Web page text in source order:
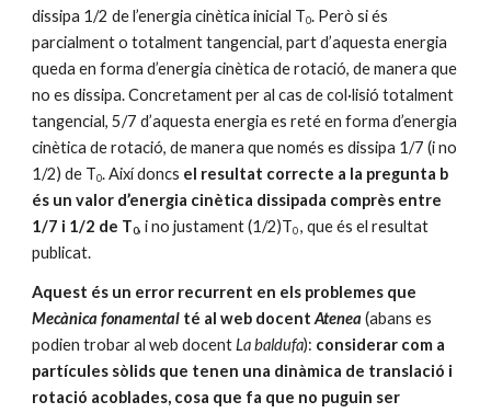
dissipa 1/2 de l’energia cinètica inicial T0. Però si és
parcialment o totalment tangencial, part d’aquesta energia
queda en forma d’energia cinètica de rotació, de manera que
no es dissipa. Concretament per al cas de col·lisió totalment
tangencial, 5/7 d’aquesta energia es reté en forma d’energia
cinètica de rotació, de manera que només es dissipa 1/7 (i no
1/2) de T0. Així doncs el resultat correcte a la pregunta b
és un valor d’energia cinètica dissipada comprès entre
1/7 i 1/2 de T0, i no justament (1/2)T0 , que és el resultat
publicat.
Mecànica fonamental té al web docent Atenea (abans es
podien trobar al web docent La baldufa): considerar com a
partícules sòlids que tenen una dinàmica de translació i
rotació acoblades, cosa que fa que no puguin ser